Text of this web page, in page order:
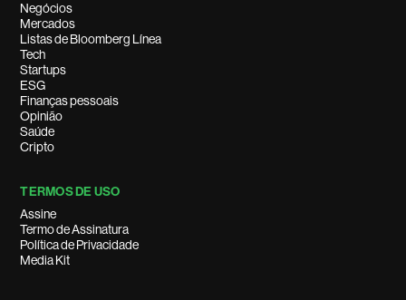
Negócios
Mercados
Listas de Bloomberg Línea
Tech
Startups
ESG
Finanças pessoais
Opinião
Saúde
Cripto
TERMOS DE USO
Assine
Termo de Assinatura
Política de Privacidade
Media Kit